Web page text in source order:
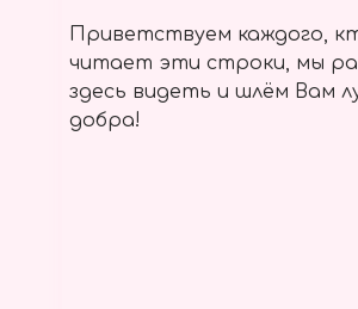
Приветствуем каждого,
читает эти строки, мы
здесь видеть и шлём Вам
добра!